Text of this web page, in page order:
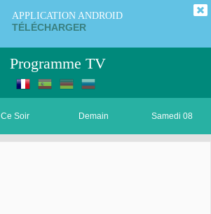
APPLICATION ANDROID
TÉLÉCHARGER
Programme TV
Ce Soir Demain Samedi 08